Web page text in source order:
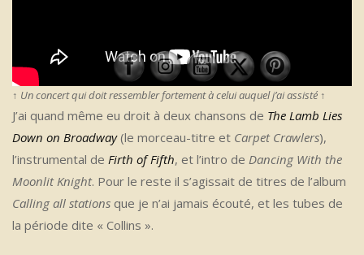
↑ Un concert qui doit ressembler fortement à celui auquel j’ai assisté ↑
J’ai quand même eu droit à deux chansons de The Lamb Lies
Down on Broadway(le morceau-titre et Carpet Crawlers),
l’instrumental de Firth of Fifth, et l’intro de Dancing With the
Moonlit Knight. Pour le reste il s’agissait de titres de l’album
Calling all stations que je n’ai jamais écouté, et les tubes de
la période dite « Collins ».